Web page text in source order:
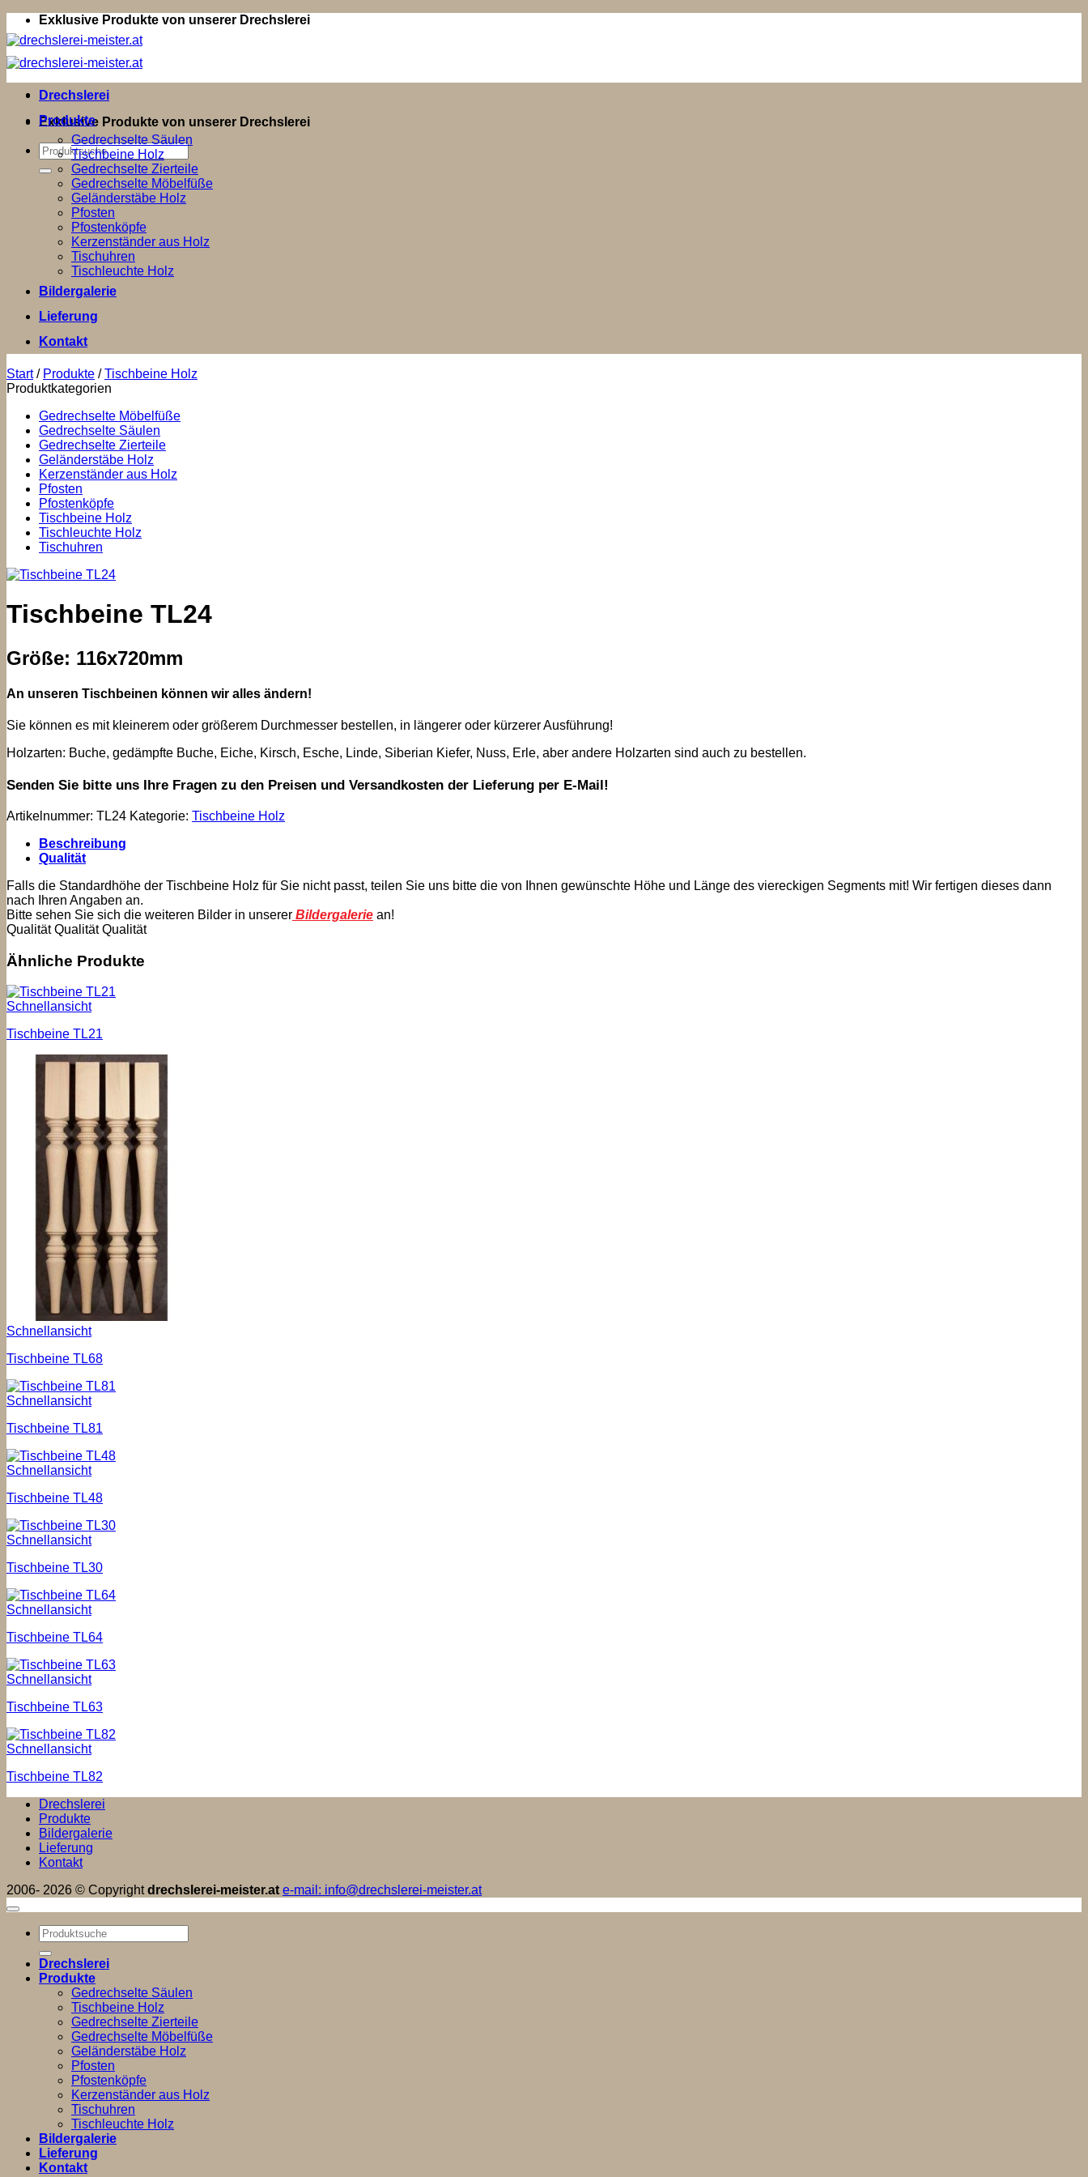
Zum
Inhalt
springen
Exklusive Produkte von unserer Drechslerei
Exklusive Produkte von unserer Drechslerei
Suchen
nach:
Drechslerei
Produkte
Gedrechselte Säulen
Tischbeine Holz
Gedrechselte Zierteile
Gedrechselte Möbelfüße
Geländerstäbe Holz
Pfosten
Pfostenköpfe
Kerzenständer aus Holz
Tischuhren
Tischleuchte Holz
Bildergalerie
Lieferung
Kontakt
Start / Produkte / Tischbeine Holz
Produktkategorien
Gedrechselte Möbelfüße
Gedrechselte Säulen
Gedrechselte Zierteile
Geländerstäbe Holz
Kerzenständer aus Holz
Pfosten
Pfostenköpfe
Tischbeine Holz
Tischleuchte Holz
Tischuhren
Tischbeine TL24
Größe: 116x720mm
An unseren Tischbeinen können wir alles ändern!
Sie können es mit kleinerem oder größerem Durchmesser bestellen, in längerer oder kürzerer Ausführung!
Holzarten: Buche, gedämpfte Buche, Eiche, Kirsch, Esche, Linde, Siberian Kiefer, Nuss, Erle, aber andere Holzarten sind auch zu bestellen.
Senden Sie bitte uns Ihre Fragen zu den Preisen und Versandkosten der Lieferung per E-Mail!
Artikelnummer: TL24 Kategorie: Tischbeine Holz
Beschreibung
Qualität
Falls die Standardhöhe der Tischbeine Holz für Sie nicht passt, teilen Sie uns bitte die von Ihnen gewünschte Höhe und Länge des viereckigen Segments mit! Wir fertigen dieses dann
nach Ihren Angaben an.
Bitte sehen Sie sich die weiteren Bilder in unserer Bildergalerie an!
Qualität Qualität Qualität
Ähnliche Produkte
Schnellansicht
Tischbeine TL21
Schnellansicht
Tischbeine TL68
Schnellansicht
Tischbeine TL81
Schnellansicht
Tischbeine TL48
Schnellansicht
Tischbeine TL30
Schnellansicht
Tischbeine TL64
Schnellansicht
Tischbeine TL63
Schnellansicht
Tischbeine TL82
Drechslerei
Produkte
Bildergalerie
Lieferung
Kontakt
2006- 2026 © Copyrightdrechslerei-meister.at e-mail: info@drechslerei-meister.at
Suchen
nach:
Drechslerei
Produkte
Gedrechselte Säulen
Tischbeine Holz
Gedrechselte Zierteile
Gedrechselte Möbelfüße
Geländerstäbe Holz
Pfosten
Pfostenköpfe
Kerzenständer aus Holz
Tischuhren
Tischleuchte Holz
Bildergalerie
Lieferung
Kontakt